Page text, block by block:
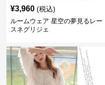
¥3,960 (税込)
ルームウェア 星空の夢見るレー
スネグリジェ